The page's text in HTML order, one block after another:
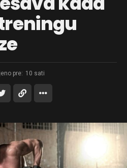
pre: 10 sati